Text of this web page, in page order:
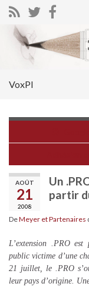
VoxPI
AOÛT
21
2008
Un
partir
DeMeyer et Partenaires
L’extension .PRO est
public victime d’une
21 juillet, le .PRO
leur pays d’origine.